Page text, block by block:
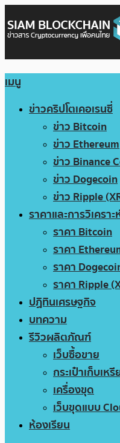
เมนู
ข่าวคริปโตเคอเรนซี่
ข่าว Bitcoin
ข่าว Ethereum
ข่าว Binance
ข่าว Dogecoin
ข่าว Ripple
ราคาและการวิเคราะ
ราคา Bitcoin
ราคา
ราคา
ราคา Ripple
ปฏิทินเศรษฐกิจ
บทความ
รีวิวผลิตภัณฑ์
เว็บซื้อขาย
กระเป๋าเก็บเห
เครื่องขุด
เว็บขุดแบบ
ห้องเรียน